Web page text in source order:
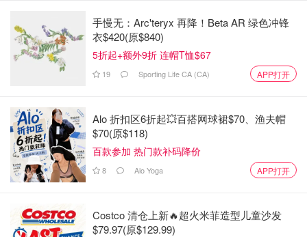
上了螺旋楼梯，你会看到卧室。
手慢无：Arc'teryx 再降！Beta AR 绿色冲锋
衣$420(原$840)
5折起+额外9折 连帽T恤$67
19 Sporting Life CA (CA) APP打开
Alo 折扣区6折起💥百搭网球裙$70、渔夫帽
$70(原$118)
百款参加 热门款补码降价
8 Alo Yoga APP打开
Costco 清仓上新🔥超火米菲造型儿童沙发
$79.97(原$129.99)